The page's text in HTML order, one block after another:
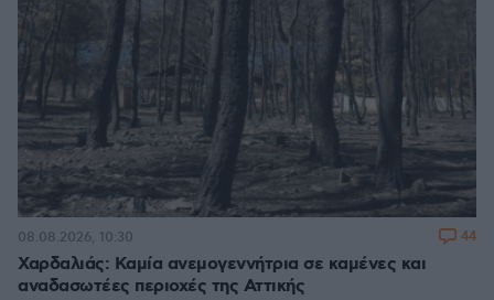
Χαρδαλιάς: Καμία ανεμογεννήτρια σε καμένες και
αναδασωτέες περιοχές της Αττικής
08.08.2026, 10:30 44